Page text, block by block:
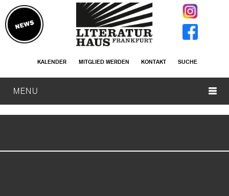
KALENDER MITGLIED WERDEN KONTAKT SUCHE
MENU